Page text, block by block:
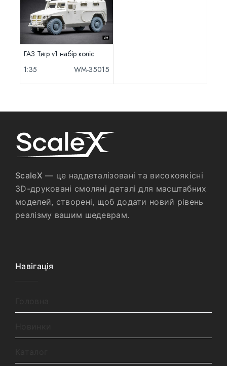
ГАЗ Тигр v1 набір коліс
1:35
WM-35015
ScaleX — це наддеталізовані та високоякісні
3D-друковані смоляні деталі для масштабних
моделей, створені, щоб додати новий рівень
реалізму вашим шедеврам.
Навігація